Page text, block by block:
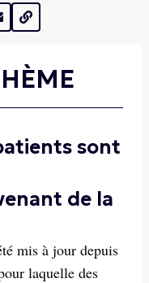
sont
de la
mis à jour depuis
laquelle des